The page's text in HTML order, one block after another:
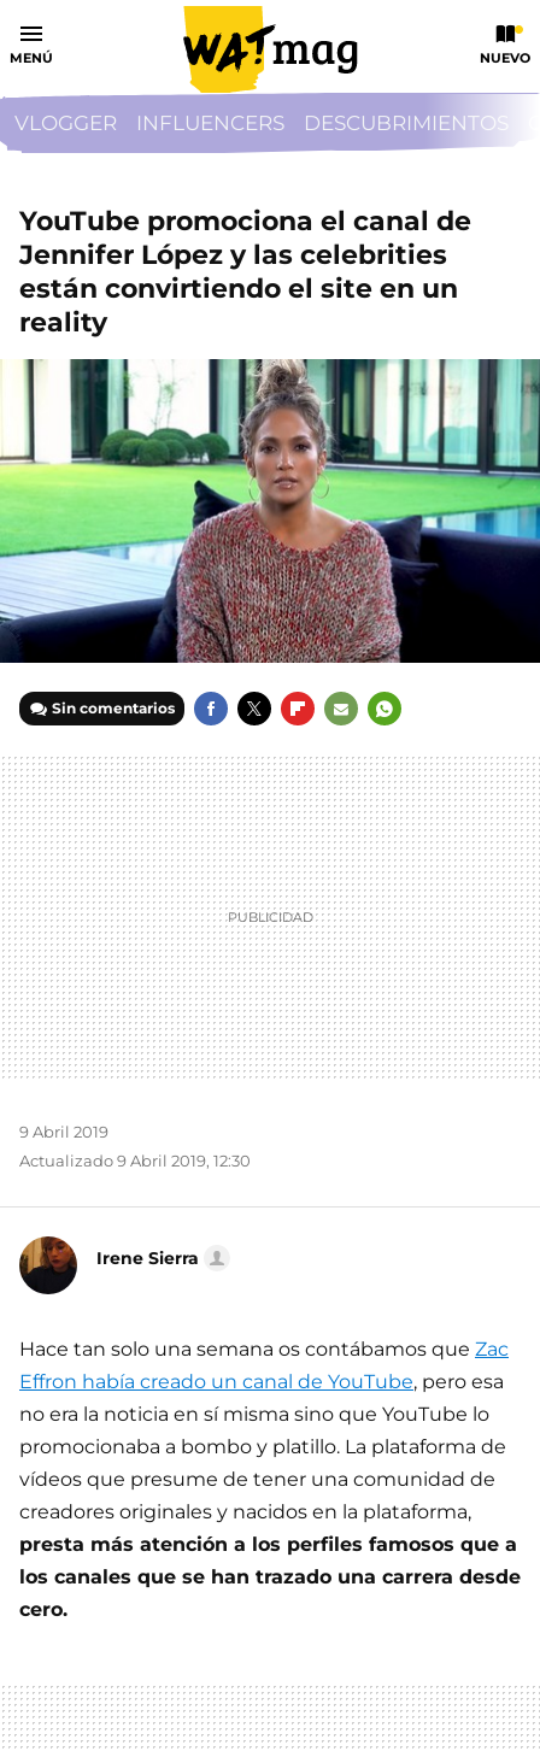
MENÚ NUEVO
VLOGGER INFLUENCERS DESCUBRIMIENTOS
YouTube promociona el canal de
Jennifer López y las celebrities
están convirtiendo el site en un
reality
Sin comentarios
MAIL
9 Abril 2019
Actualizado 9 Abril 2019, 12:30
Irene Sierra
Hace tan solo una semana os contábamos que Zac
Effron había creado un canal de YouTube, pero esa
no era la noticia en sí misma sino que YouTube lo
promocionaba a bombo y platillo. La plataforma de
vídeos que presume de tener una comunidad de
creadores originales y nacidos en la plataforma,
presta más atención a los perfiles famosos que a
los canales que se han trazado una carrera desde
cero.